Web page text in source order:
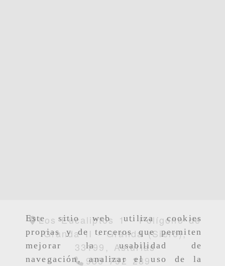
Este sitio web utiliza cookies
propias y de terceros que permiten
mejorar la usabilidad de
navegación, analizar el uso de la
Los Eucaliptos 1 - Polígono de
Granda II -Granda (Siero),
33199, Asturias
985 792 289